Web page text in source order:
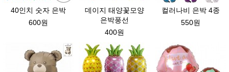
40인치 숫자 은박
600원
데이지 태양꽃모양
은박풍선
400원
컬러나비 은박 4종
550원